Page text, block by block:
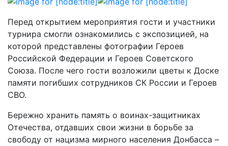
Перед открытием мероприятия гости и участники
турнира смогли ознакомились с экспозицией, на
которой представлены фотографии Героев
Российской Федерации и Героев Советского
Союза. После чего гости возложили цветы к Доске
памяти погибших сотрудников СК России и Героев
СВО.
Бережно хранить память о воинах-защитниках
Отечества, отдавших свои жизни в борьбе за
свободу от нацизма мирного населения Донбасса –